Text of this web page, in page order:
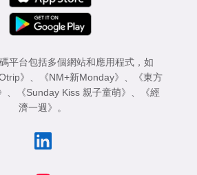
平台包括多個網站和應用程式，如
》 《NM+新Monday》
《東方
《Sunday Kiss 親子童萌》
《經
濟一週》
。